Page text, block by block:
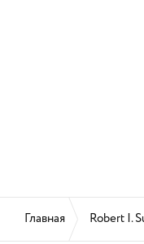
Главная Robert I.